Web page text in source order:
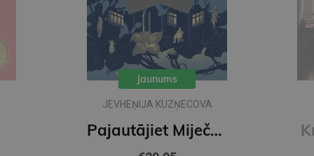
Jaunums
IKARS PIEBALGS
Krāsainā pasaule